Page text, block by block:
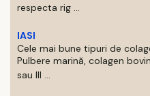
respecta rig ...
IASI
Cele mai bune tipuri de
Pulbere marină, colagen
sau III ...